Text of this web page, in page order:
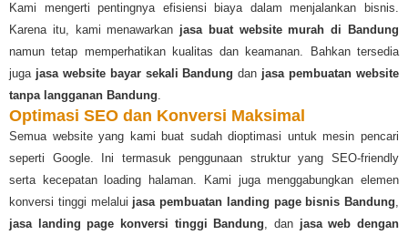
Kami mengerti pentingnya efisiensi biaya dalam menjalankan bisnis.
Karena itu, kami menawarkan jasa buat website murah di Bandung
namun tetap memperhatikan kualitas dan keamanan. Bahkan tersedia
juga jasa website bayar sekali Bandung dan jasa pembuatan website
tanpa langganan Bandung.
Optimasi SEO dan Konversi Maksimal
Semua website yang kami buat sudah dioptimasi untuk mesin pencari
seperti Google. Ini termasuk penggunaan struktur yang SEO-friendly
serta kecepatan loading halaman. Kami juga menggabungkan elemen
konversi tinggi melalui jasa pembuatan landing page bisnis Bandung,
jasa landing page konversi tinggi Bandung, dan jasa web dengan